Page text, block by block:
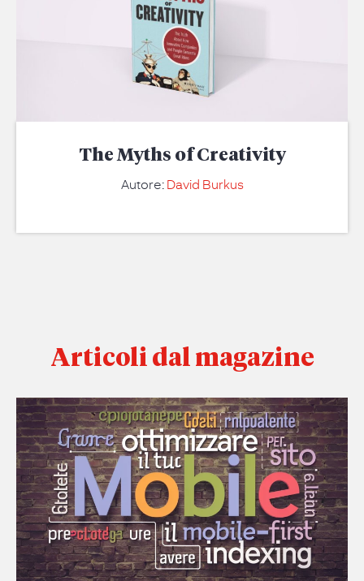
The Myths of Creativity
Autore:David Burkus
Articoli dal magazine